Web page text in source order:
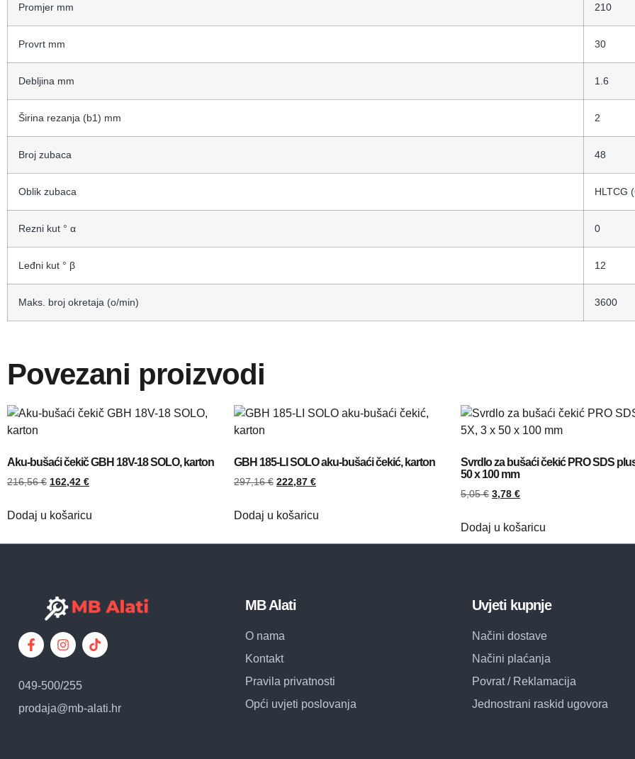
Promjer mm 210
Provrt mm 30
Debljina mm 1.6
Širina rezanja (b1) mm 2
Broj zubaca 48
Oblik zubaca HLTCG
Rezni kut ° α 0
Leđni kut ° β 12
Maks. broj okretaja (o/min) 3600
Povezani proizvodi
Aku-bušaći čekič GBH 18V-18 SOLO, karton
216,56€ 162,42 €
Dodaj u košaricu
GBH 185-LI SOLO aku-bušaći čekić, karton
297,16€ 222,87 €
Dodaj u košaricu
Svrdlo za bušaći čekić PRO SDS
50 x 100 mm
5,05€ 3,78 €
Dodaj u košaricu
049-500/255
prodaja@mb-alati.hr
MB Alati
O nama
Kontakt
Pravila privatnosti
Opći uvjeti poslovanja
Uvjeti kupnje
Načini dostave
Načini plaćanja
Povrat / Reklamacija
Jednostrani raskid ugovora